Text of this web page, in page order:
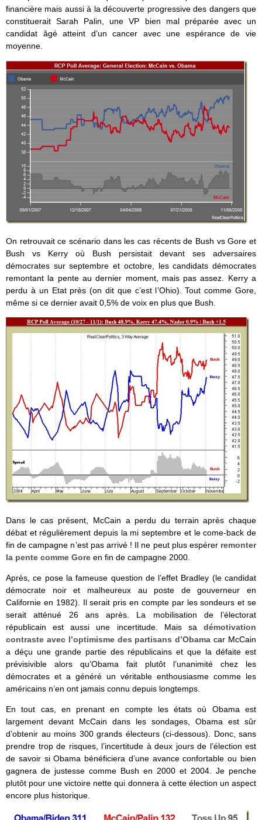
financière mais aussi à la découverte progressive des dangers que
constituerait Sarah Palin, une VP bien mal préparée avec un
candidat âgé atteint d’un cancer avec une espérance de vie
moyenne.
On retrouvait ce scénario dans les cas récents de Bush vs Gore et
Bush vs Kerry où Bush persistait devant ses adversaires
démocrates sur septembre et octobre, les candidats démocrates
remontant la pente au dernier moment, mais pas assez. Kerry a
perdu à un Etat près (on dit que c’est l’Ohio). Tout comme Gore,
même si ce dernier avait 0,5% de voix en plus que Bush.
Dans le cas présent, McCain a perdu du terrain après chaque
débat et régulièrement depuis la mi septembre et le come-back de
fin de campagne n’est pas arrivé ! Il ne peut plus espérer remonter
la pente comme Gore en fin de campagne 2000.
Après, ce pose la fameuse question de l’effet Bradley (le candidat
démocrate noir et malheureux au poste de gouverneur en
Californie en 1982). Il serait pris en compte par les sondeurs et se
serait atténué 26 ans après. La mobilisation de l’électorat
républicain est aussi une incertitude. Mais sa démotivation
contraste avec l’optimisme des partisans d’Obama car McCain
a déçu une grande partie des républicains et que la défaite est
prévisivible alors qu’Obama fait plutôt l’unanimité chez les
démocrates et a généré un véritable enthousiasme comme les
américains n’en ont jamais connu depuis longtemps.
En tout cas, en prenant en compte les états où Obama est
largement devant McCain dans les sondages, Obama est sûr
d’obtenir au moins 300 grands électeurs (ci-dessous). Donc, sans
prendre trop de risques, l’incertitude à deux jours de l’élection est
de savoir si Obama bénéficiera d’une avance confortable ou bien
gagnera de justesse comme Bush en 2000 et 2004. Je penche
plutôt pour une victoire nette qui donnera à cette élection un aspect
encore plus historique.